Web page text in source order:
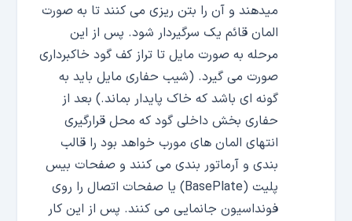
میدهند و آن را بتن ریزی می کنند تا به صورت
المان قائم یک سرگیردار شود. پس از این
مرحله به صورت مایل تا تراز کف گود خاکبرداری
صورت می گیرد. (شیب حفاری مایل باید به
گونه ای باشد که خاک پایدار بماند.) بعد از
حفاری بخش داخلی گود که محل قرارگیری
انتهای المان های مورب خواهد بود را قالب
بندی و آرماتور بندی می کنند و صفحات بیس
پلیت (BasePlate) یا صفحات اتصال را روی
فونداسیون جانمایی می کنند. پس از این کار